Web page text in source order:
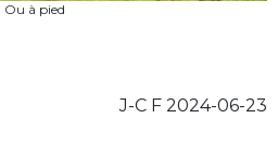
Ou à pied
J-C F 2024-06-23